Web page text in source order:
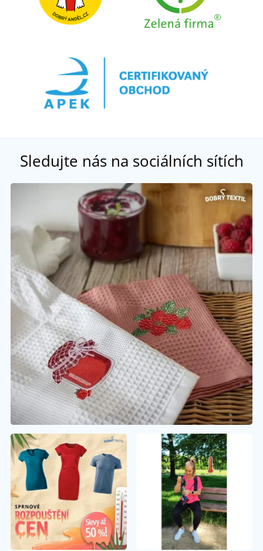
Sledujte nás na sociálních sítích